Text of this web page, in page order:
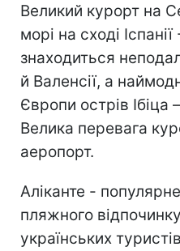
Великий курорт на
морі на сході
знаходиться
й Валенсії, а
Європи острів Ібіца
Велика перевага
аеропорт.
Аліканте -
пляжного
українських